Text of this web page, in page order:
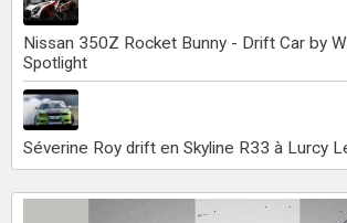
Nissan 350Z Rocket Bunny - Drift Car by
Spotlight
Séverine Roy drift en Skyline R33 à Lurcy